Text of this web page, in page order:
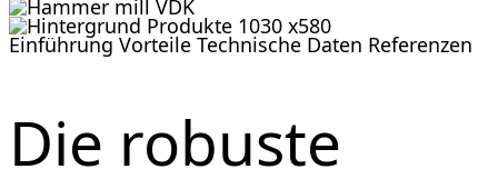
Einführung Vorteile Technische Daten Referenzen
Die robuste